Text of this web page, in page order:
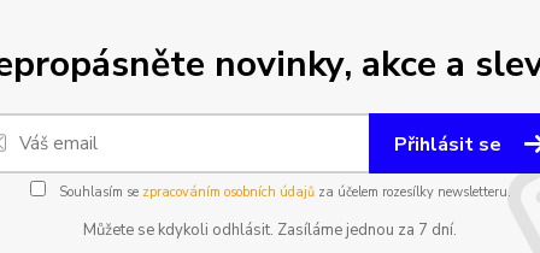
novinky, akce a
Přihlásit se
Souhlasím se zpracováním osobních údajůza účelem rozesílky newsletteru.
Můžete se kdykoli odhlásit. Zasíláme jednou za 7 dní.